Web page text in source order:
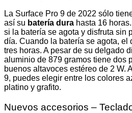
La Surface Pro 9 de 2022 sólo
así su batería dura hasta 16
si la batería se agota y disfruta sin
día. Cuando la batería se agota, el
tres horas. A pesar de su delgado
aluminio de 879 gramos tiene dos
buenos altavoces estéreo de 2 W.
9, puedes elegir entre los colores
platino y grafito.
Nuevos accesorios –